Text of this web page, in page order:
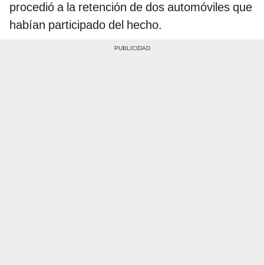
procedió a la retención de dos automóviles que
habían participado del hecho.